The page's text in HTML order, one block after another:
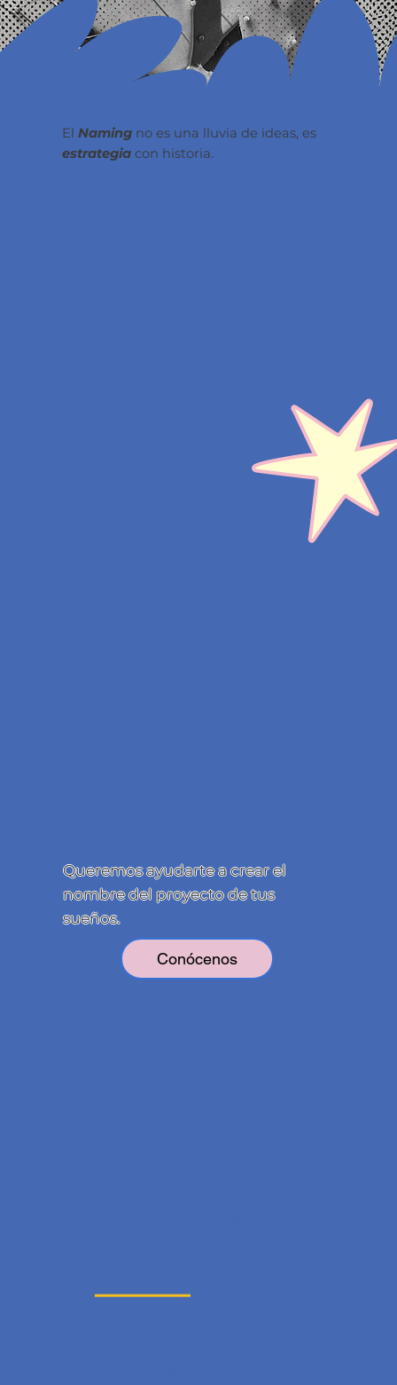
ElNaming no es una lluvia de ideas, es
estrategiacon historia.
Queremos ayudarte a crear el
nombre del proyecto de tus
sueños.
Conócenos